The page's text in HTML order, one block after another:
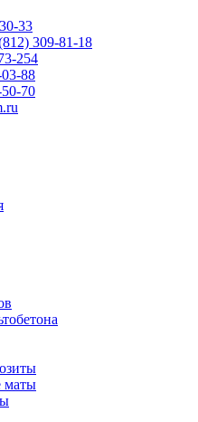
33
309-81-18
254
88
70
маты